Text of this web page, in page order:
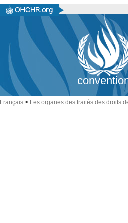
Français > Les organes des traités des droits